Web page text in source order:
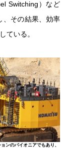
Switching）など
、その結果、効率
ている。
ンのパイオニアでもあり、